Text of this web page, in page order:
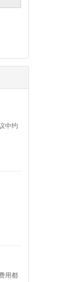
中约
用都